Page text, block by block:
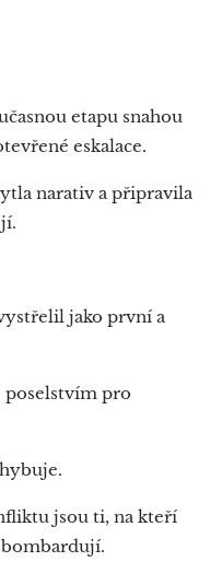
etapu snahou
eskalace.
narativ a připravila
jako první a
poselstvím pro
jsou ti, na kteří